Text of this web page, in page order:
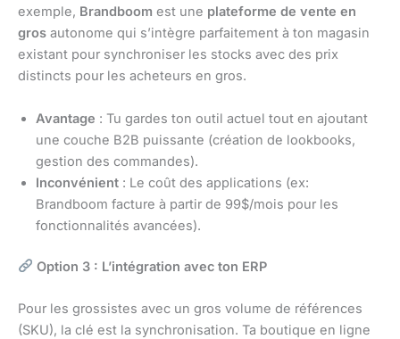
exemple, Brandboom est une plateforme de vente en
gros autonome qui s’intègre parfaitement à ton magasin
existant pour synchroniser les stocks avec des prix
distincts pour les acheteurs en gros.
Avantage : Tu gardes ton outil actuel tout en ajoutant
une couche B2B puissante (création de lookbooks,
gestion des commandes).
Inconvénient : Le coût des applications (ex:
Brandboom facture à partir de 99$/mois pour les
fonctionnalités avancées).
Option 3 : L’intégration avec ton ERP
Pour les grossistes avec un gros volume de références
(SKU), la clé est la synchronisation. Ta boutique en ligne